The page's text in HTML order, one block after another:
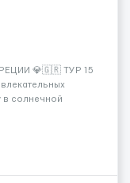
💎🇬🇷 ТУР 15
в солнечной
тебя! 🔹